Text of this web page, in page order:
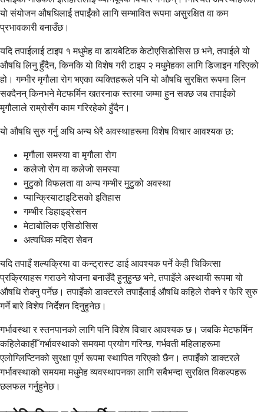
यो संयोजन औषधिलाई तपाईंको लागि सम्भावित रूपमा असुरक्षित वा कम
प्रभावकारी बनाउँछ।
यदि तपाईलाई टाइप १ मधुमेह वा डायबेटिक केटोएसिडोसिस छ भने, तपाईले यो
औषधि लिनु हुँदैन, किनकि यो विशेष गरी टाइप २ मधुमेहका लागि डिजाइन गरिएको
हो। गम्भीर मृगौला रोग भएका व्यक्तिहरूले पनि यो औषधि सुरक्षित रूपमा लिन
सक्दैनन् किनभने मेटफर्मिन खतरनाक स्तरमा जम्मा हुन सक्छ जब तपाईंको
मृगौलाले राम्रोसँग काम गरिरहेको हुँदैन।
यो औषधि सुरु गर्नु अघि अन्य धेरै अवस्थाहरूमा विशेष विचार आवश्यक छ:
मृगौला समस्या वा मृगौला रोग
कलेजो रोग वा कलेजो समस्या
मुटुको विफलता वा अन्य गम्भीर मुटुको अवस्था
प्यान्क्रियाटाइटिसको इतिहास
गम्भीर डिहाइड्रेसन
मेटाबोलिक एसिडोसिस
अत्यधिक मदिरा सेवन
यदि तपाइँ शल्यक्रिया वा कन्ट्रास्ट डाई आवश्यक पर्ने केही चिकित्सा
प्रक्रियाहरू गराउने योजना बनाउँदै हुनुहुन्छ भने, तपाइँले अस्थायी रूपमा यो
औषधि रोक्नु पर्नेछ। तपाइँको डाक्टरले तपाइँलाई औषधि कहिले रोक्ने र फेरि सुरु
गर्ने बारे विशेष निर्देशन दिनुहुनेछ।
गर्भावस्था र स्तनपानको लागि पनि विशेष विचार आवश्यक छ। जबकि मेटफर्मिन
कहिलेकाहीँ गर्भावस्थाको समयमा प्रयोग गरिन्छ, गर्भवती महिलाहरूमा
एलोग्लिप्टिनको सुरक्षा पूर्ण रूपमा स्थापित गरिएको छैन। तपाइँको डाक्टरले
गर्भावस्थाको समयमा मधुमेह व्यवस्थापनका लागि सबैभन्दा सुरक्षित विकल्पहरू
छलफल गर्नुहुनेछ।